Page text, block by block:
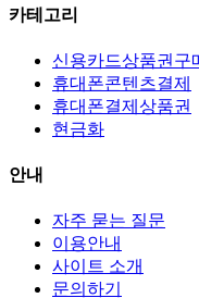
카테고리
신용카드상품권구
휴대폰콘텐츠결제
휴대폰결제상품권
현금화
안내
자주 묻는 질문
이용안내
사이트 소개
문의하기